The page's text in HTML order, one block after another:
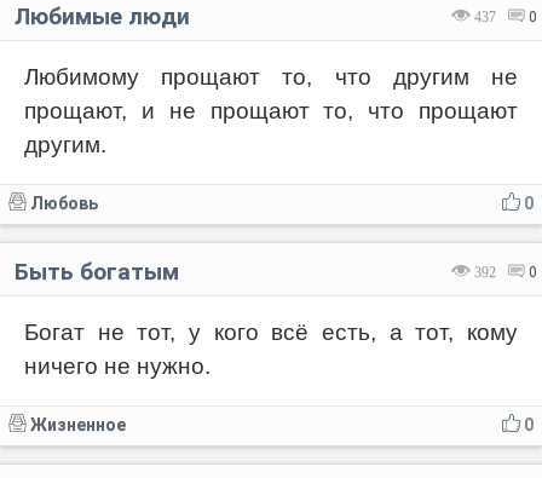
437 0
Любимые люди
Любимому прощают то, что другим не
прощают, и не прощают то, что прощают
другим.
0
Любовь
392 0
Быть богатым
Богат не тот, у кого всё есть, а тот, кому
ничего не нужно.
0
Жизненное